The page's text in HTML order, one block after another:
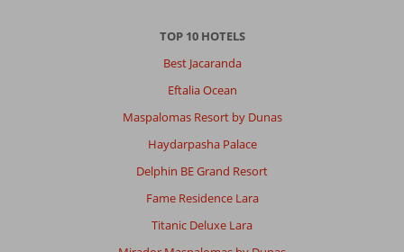
TOP 10 HOTELS
Best Jacaranda
Eftalia Ocean
Maspalomas Resort by Dunas
Haydarpasha Palace
Delphin BE Grand Resort
Fame Residence Lara
Titanic Deluxe Lara